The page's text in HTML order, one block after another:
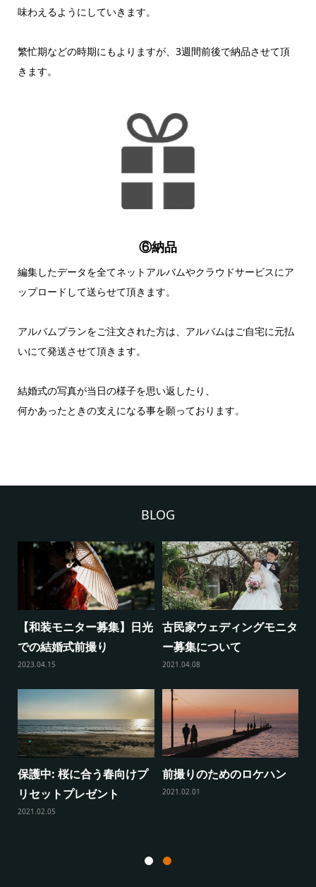
味わえるようにしていきます。
繁忙期などの時期にもよりますが、3週間前後で納品させて頂
きます。
⑥納品
編集したデータを全てネットアルバムやクラウドサービスにア
ップロードして送らせて頂きます。
アルバムプランをご注文された方は、アルバムはご自宅に元払
いにて発送させて頂きます。
結婚式の写真が当日の様子を思い返したり、
何かあったときの支えになる事を願っております。
BLOG
2024年11月29日(金)、30
日(土)、12月1日(日)...
2024.10.27
2024年6月1日(土)〜3日
(月)日光和装前撮りのご案
内
河津桜 和装前撮りのご案
内
【2日間限定】秋の日光前